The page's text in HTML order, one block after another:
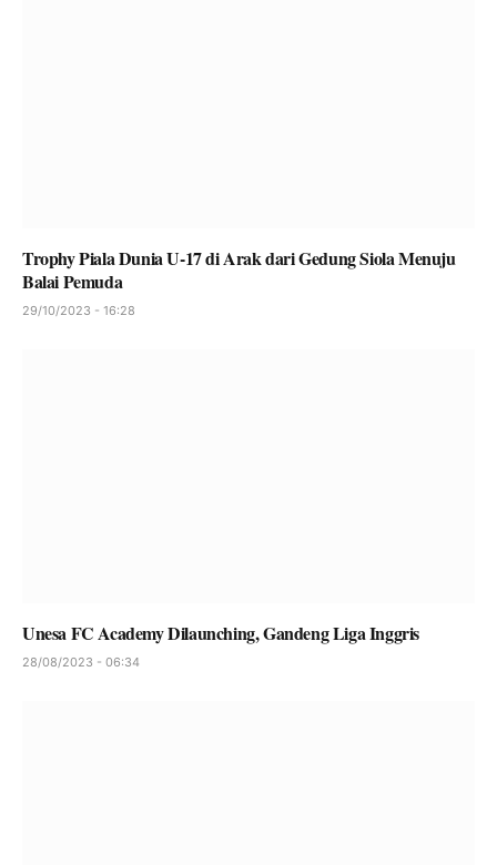
Trophy Piala Dunia U-17 di Arak dari Gedung Siola Menuju
Balai Pemuda
29/10/2023 - 16:28
Unesa FC Academy Dilaunching, Gandeng Liga Inggris
28/08/2023 - 06:34